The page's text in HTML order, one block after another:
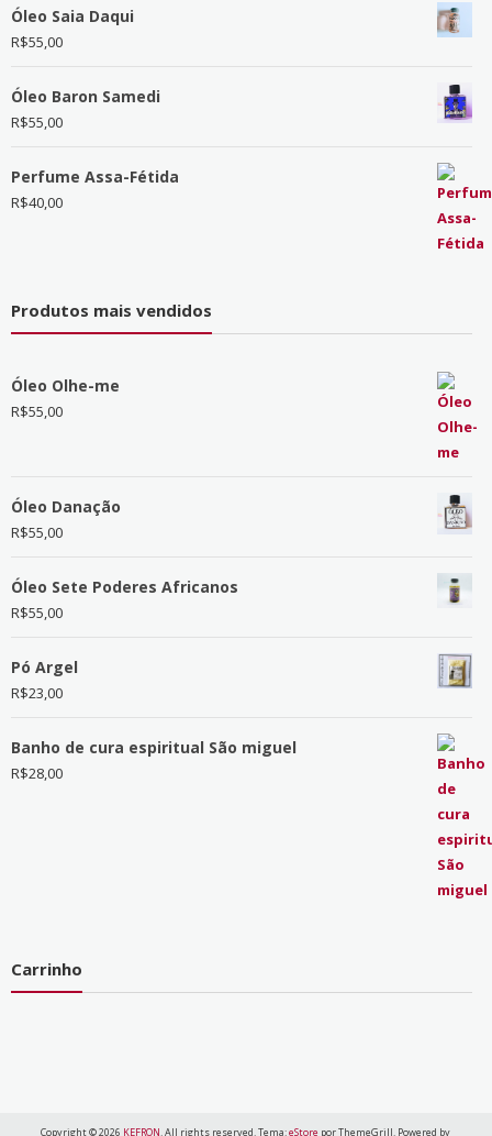
Óleo Saia Daqui
R$55,00
Óleo Baron Samedi
R$55,00
Perfume Assa-Fétida
R$40,00
Produtos mais vendidos
Óleo Olhe-me
R$55,00
Óleo Danação
R$55,00
Óleo Sete Poderes Africanos
R$55,00
Pó Argel
R$23,00
Banho de cura espiritual São miguel
R$28,00
Carrinho
Copyright © 2026 KEFRON. All rights reserved. Tema:eStore por ThemeGrill. Powered by